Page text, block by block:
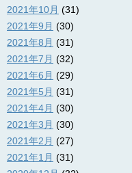
2021年10月 (31)
2021年9月 (30)
2021年8月 (31)
2021年7月 (32)
2021年6月 (29)
2021年5月 (31)
2021年4月 (30)
2021年3月 (30)
2021年2月 (27)
2021年1月 (31)